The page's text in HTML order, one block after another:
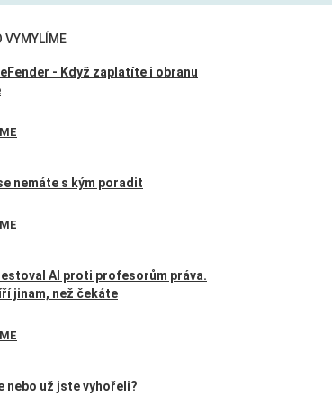
- Když zaplatíte i obranu
nemáte s kým poradit
AI proti profesorům práva.
jinam, než čekáte
nebo už jste vyhořeli?